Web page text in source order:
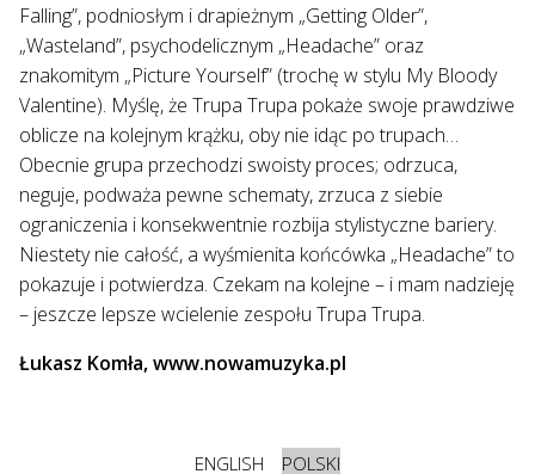
Falling”, podniosłym i drapieżnym „Getting Older”,
„Wasteland”, psychodelicznym „Headache” oraz
znakomitym „Picture Yourself” (trochę w stylu My Bloody
Valentine). Myślę, że Trupa Trupa pokaże swoje prawdziwe
oblicze na kolejnym krążku, oby nie idąc po trupach…
Obecnie grupa przechodzi swoisty proces; odrzuca,
neguje, podważa pewne schematy, zrzuca z siebie
ograniczenia i konsekwentnie rozbija stylistyczne bariery.
Niestety nie całość, a wyśmienita końcówka „Headache” to
pokazuje i potwierdza. Czekam na kolejne – i mam nadzieję
– jeszcze lepsze wcielenie zespołu Trupa Trupa.
Łukasz Komła, www.nowamuzyka.pl
ENGLISH POLSKI